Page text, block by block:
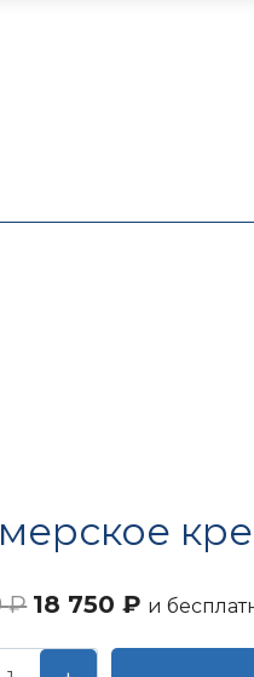
₽ Первоначальная
цена
18 750₽ Текущая
цена:
и